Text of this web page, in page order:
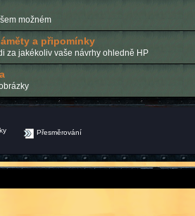
možném
a připomínky
za jakékoliv vaše návrhy ohledně HP
Přesměrování